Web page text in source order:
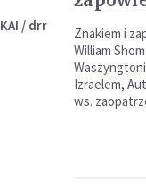
KAI / drr
Znakiem i
William
Izraelem,
ws.